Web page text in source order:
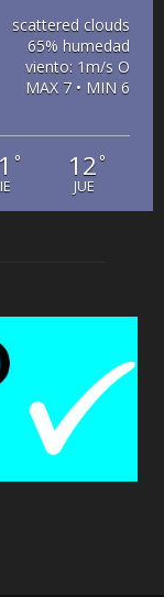
scattered clouds
65% humedad
viento: 1m/s O
MAX 7 • MIN 6
° 12°
JUE